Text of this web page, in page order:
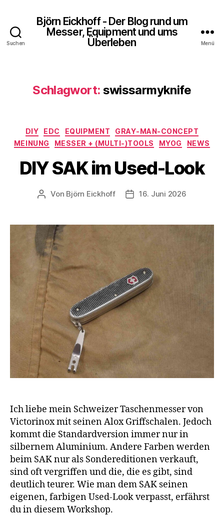
Suchen
Björn Eickhoff - Der Blog rund um
Messer, Equipment und ums
Überleben
Menü
Schlagwort: swissarmyknife
Kategorien
DIY EDC EQUIPMENT
GRAY-MAN-CONCEPT
MEINUNG
MESSER + (MULTI-)TOOLS MYOG NEWS
DIY SAK im Used-Look
Beitragsautor
Von Björn Eickhoff Veröffentlichungsdatum
16. Juni 2026
Ich liebe mein Schweizer Taschenmesser von
Victorinox mit seinen Alox Griffschalen. Jedoch
kommt die Standardversion immer nur in
silbernem Aluminium. Andere Farben werden
beim SAK nur als Sondereditionen verkauft,
sind oft vergriffen und die, die es gibt, sind
deutlich teurer. Wie man dem SAK seinen
eigenen, farbigen Used-Look verpasst, erfährst
du in diesem Workshop.